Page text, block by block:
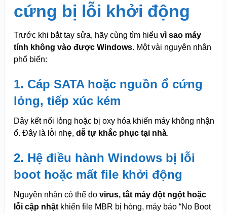
cứng bị lỗi khởi động
Trước khi bắt tay sửa, hãy cùng tìm hiểu vì sao máy
tính không vào được Windows. Một vài nguyên nhân
phổ biến:
1. Cáp SATA hoặc nguồn ổ cứng
lỏng, tiếp xúc kém
Dây kết nối lỏng hoặc bị oxy hóa khiến máy không nhận
ổ. Đây là lỗi nhẹ, dễ tự khắc phục tại nhà.
2. Hệ điều hành Windows bị lỗi
boot hoặc mất file khởi động
Nguyên nhân có thể do virus, tắt máy đột ngột hoặc
lỗi cập nhậtkhiến file MBR bị hỏng, máy báo “No Boot